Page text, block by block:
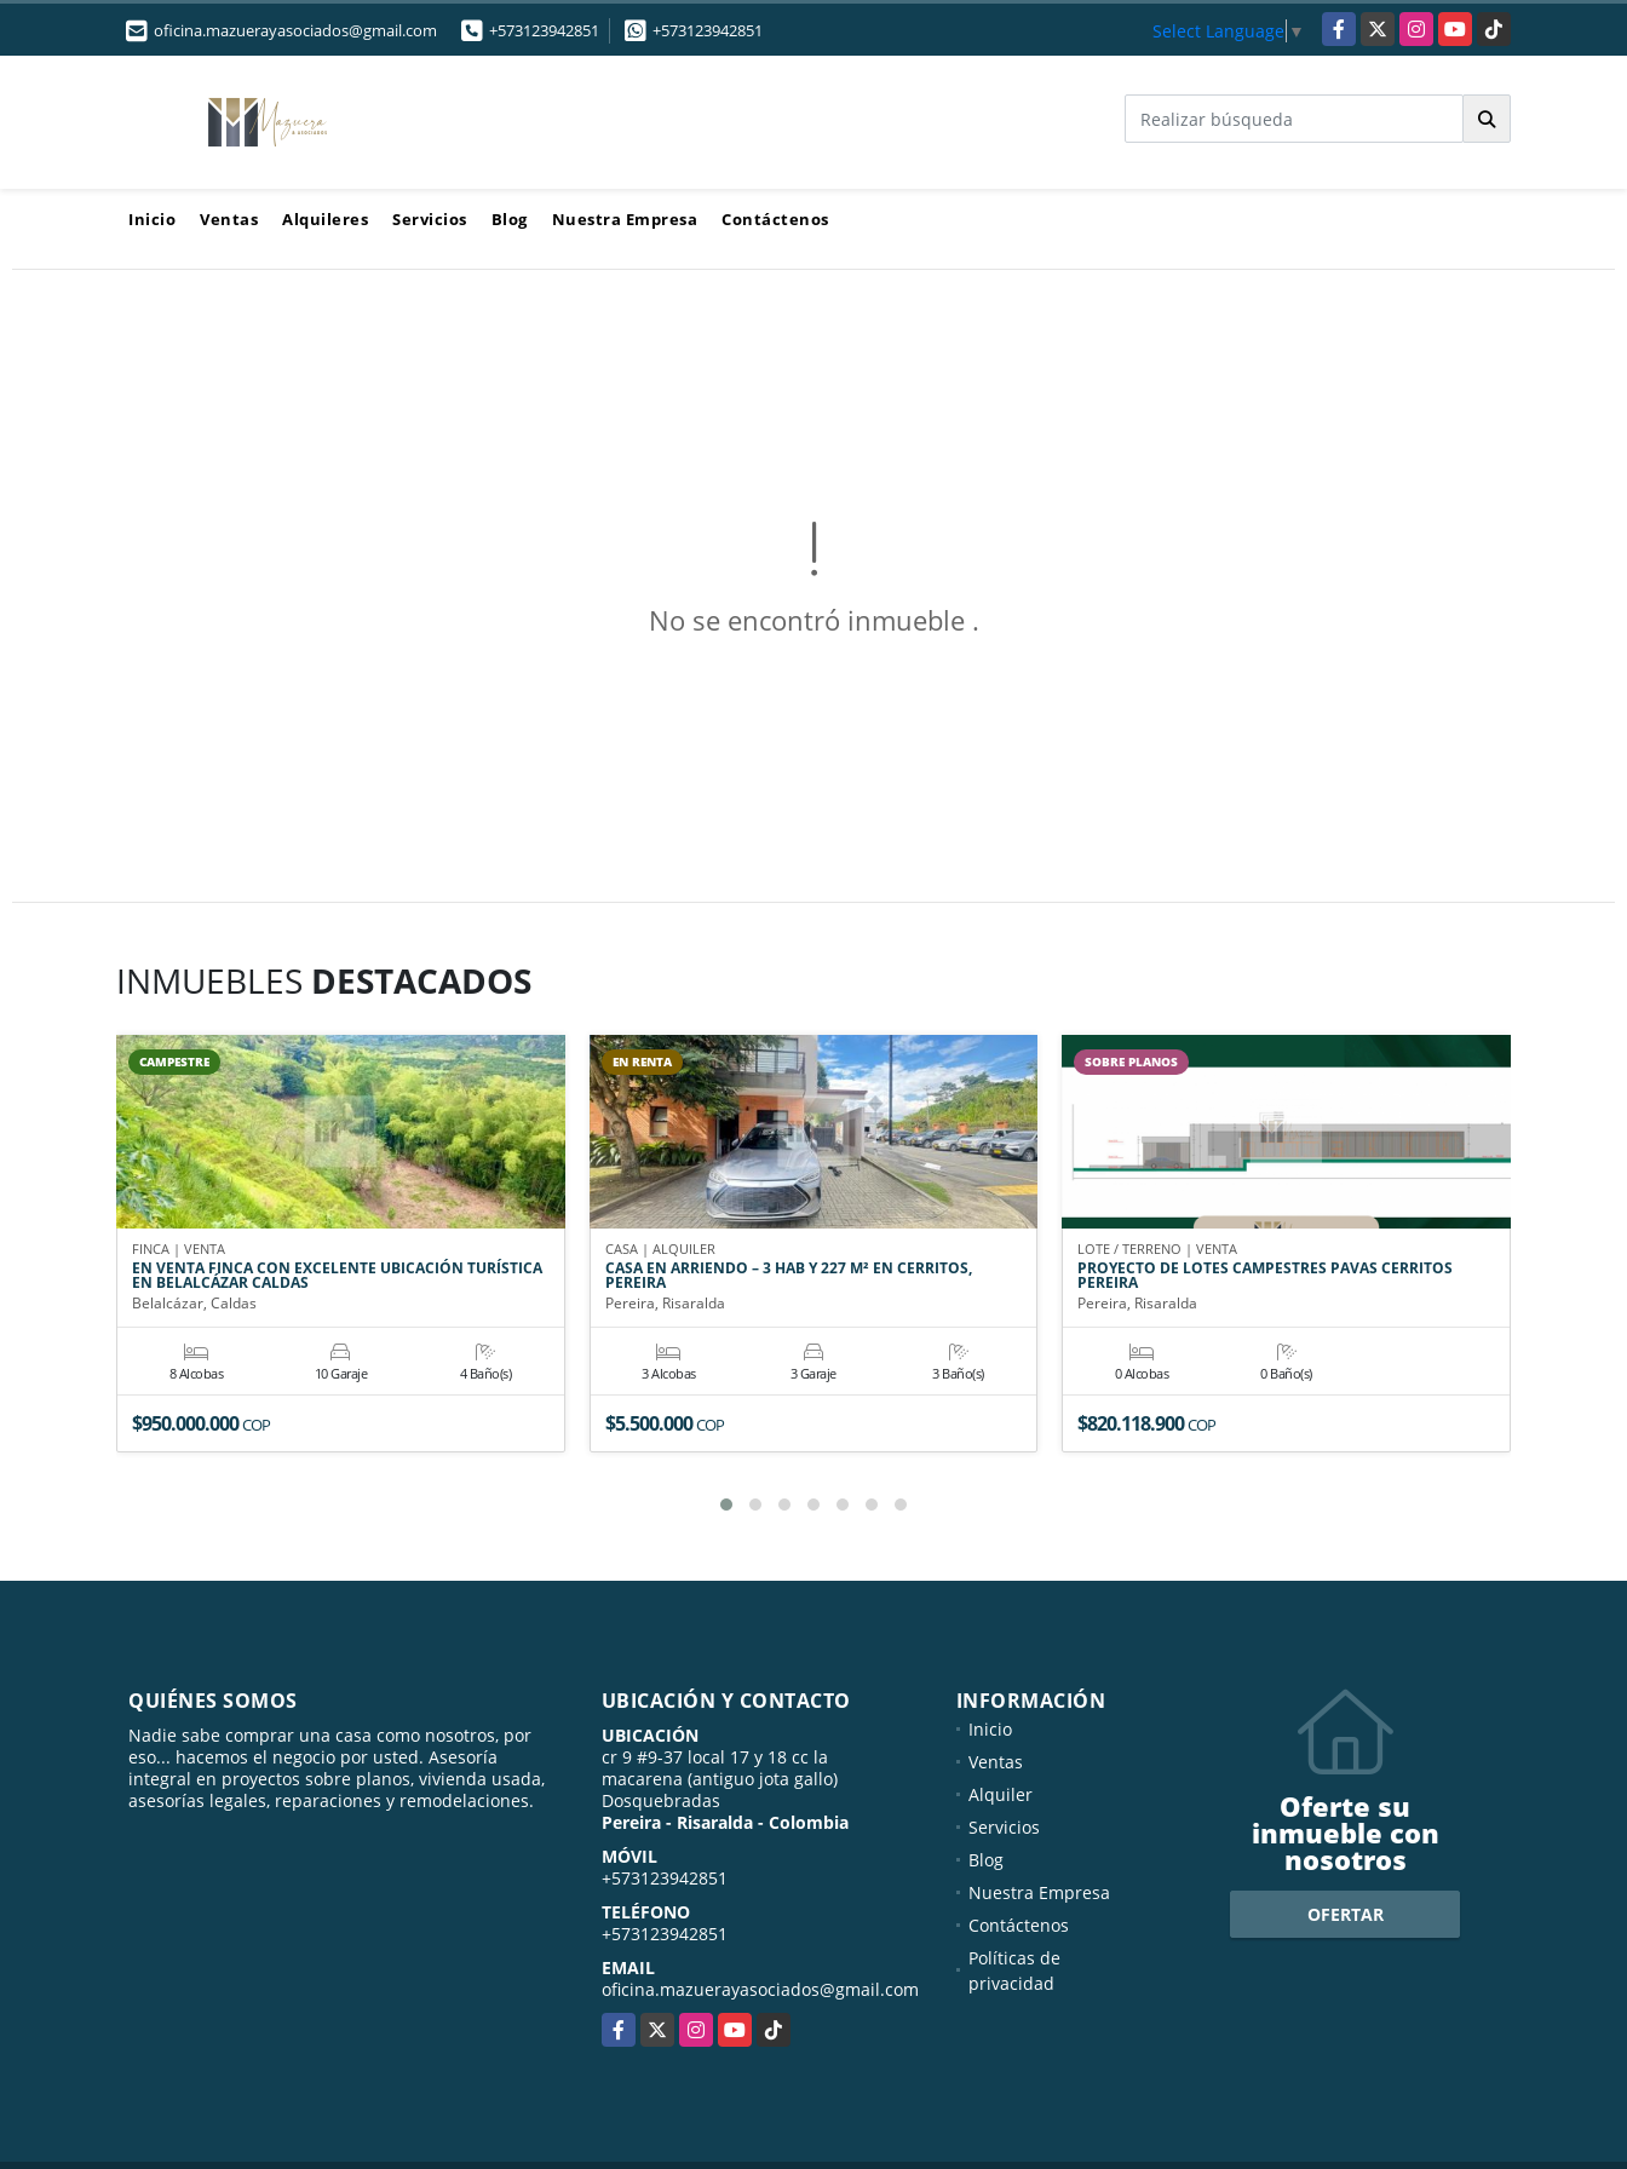
oficina.mazuerayasociados@gmail.com +573123942851 +573123942851 Select Language ▼ Facebook
X InstagramYouTubeTikTok
Inicio Ventas Alquileres Servicios Blog Nuestra Empresa Contáctenos
No se encontró inmueble .
INMUEBLES DESTACADOS
CAMPESTRE
FINCA | VENTA
EN VENTA FINCA CON EXCELENTE UBICACIÓN TURÍSTICA
EN BELALCÁZAR CALDAS
Belalcázar, Caldas
8 Alcobas 10 Garaje 4 Baño(s)
$950.000.000COP
EN RENTA
CASA | ALQUILER
CASA EN ARRIENDO – 3 HAB Y 227 M² EN CERRITOS,
PEREIRA
Pereira, Risaralda
3 Alcobas 3 Garaje 3 Baño(s)
$5.500.000COP
SOBRE PLANOS
LOTE / TERRENO | VENTA
PROYECTO DE LOTES CAMPESTRES PAVAS CERRITOS
PEREIRA
Pereira, Risaralda
0 Alcobas 0 Baño(s)
$820.118.900COP
QUIÉNES SOMOS
Nadie sabe comprar una casa como nosotros, por
eso... hacemos el negocio por usted. Asesoría
integral en proyectos sobre planos, vivienda usada,
asesorías legales, reparaciones y remodelaciones.
UBICACIÓN Y CONTACTO
UBICACIÓN
cr 9 #9-37 local 17 y 18 cc la
macarena (antiguo jota gallo)
Dosquebradas
Pereira - Risaralda - Colombia
MÓVIL
+573123942851
TELÉFONO
+573123942851
EMAIL
oficina.mazuerayasociados@gmail.com
Facebook
X InstagramYouTubeTikTok
INFORMACIÓN
Inicio
Ventas
Alquiler
Servicios
Blog
Nuestra Empresa
Contáctenos
Políticas de
privacidad
Oferte su
inmueble con
nosotros
OFERTAR